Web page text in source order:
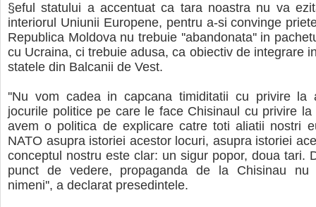
§eful statului a accentuat ca tara noastra nu va
interiorul Uniunii Europene, pentru a-si convinge
Republica Moldova nu trebuie ''abandonata'' in
cu Ucraina, ci trebuie adusa, ca obiectiv de integrare
statele din Balcanii de Vest.
''Nu vom cadea in capcana timiditatii cu privire la
jocurile politice pe care le face Chisinaul cu privire la
avem o politica de explicare catre toti aliatii nostri
NATO asupra istoriei acestor locuri, asupra istoriei
conceptul nostru este clar: un sigur popor, doua tari.
punct de vedere, propaganda de la Chisinau
nimeni'', a declarat presedintele.